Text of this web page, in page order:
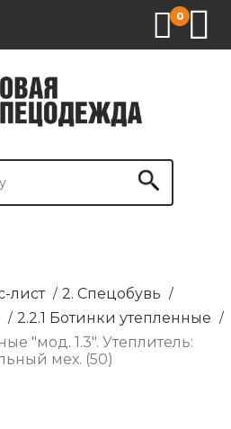
0
лист / 2. Спецобувь /
/ 2.2.1 Ботинки утепленные /
"мод. 1.3". Утеплитель:
мех. (50)